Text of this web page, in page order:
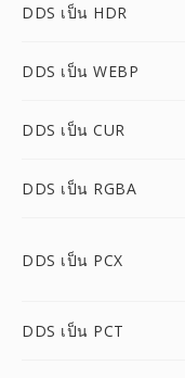
DDS เป็น HDR
DDS เป็น WEBP
DDS เป็น CUR
DDS เป็น RGBA
DDS เป็น PCX
DDS เป็น PCT